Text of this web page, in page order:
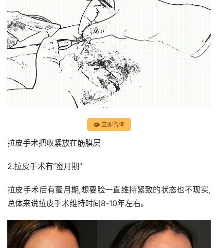
立即咨询
拉皮手术把收紧放在筋膜层
2.拉皮手术有“蜜月期”
拉皮手术后有蜜月期,想要脸一直维持紧致的状态也不现实,
总体来说拉皮手术维持时间8-10年左右。